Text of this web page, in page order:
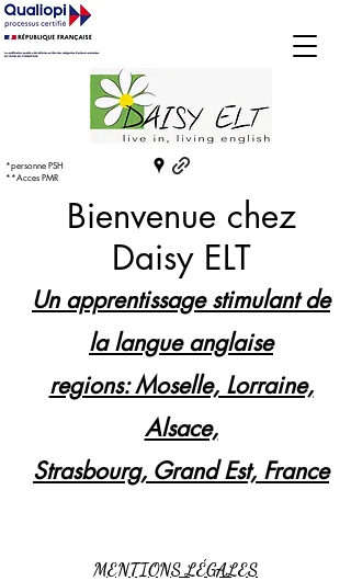
Bienvenue chez
Daisy ELT
Un apprentissage stimulant de
la langue anglaise
regions: Moselle, Lorraine,
Alsace,
Strasbourg, Grand Est, France
*personne PSH
**Acces PMR
MENTIONS LÉGALES